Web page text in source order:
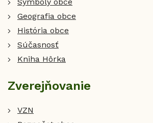
Geografia obce
História obce
Súčasnosť
Kniha Hôrka
Zverejňovanie
VZN